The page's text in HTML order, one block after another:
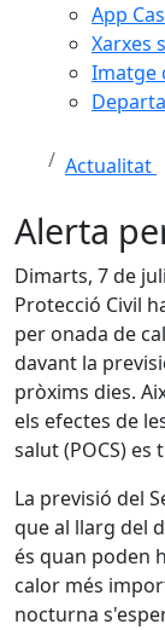
App
Xarxes
Imatge
Actualitat
Alerta
Dimarts, 7 de
Protecció Civil
per onada de
davant la
pròxims dies.
els efectes de
salut (POCS)
La previsió del
que al llarg del
és quan poden
calor més
nocturna